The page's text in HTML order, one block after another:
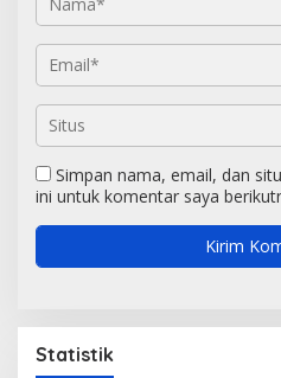
Simpan nama, email, dan
ini untuk komentar saya
Statistik